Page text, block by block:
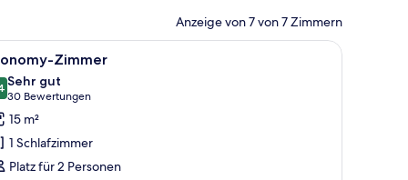
Anzeige von 7 von 7 Zimmern
Fernseher und zwei gerahmten Bildern.
einem Schreibtisch mit zwei Stühlen, einem Fernseher und einem Fenster
Ein Hotelzimmer mit Bett, Nachttisch,
7 Zimmer
von 10
Sehr gut
30 Bewertungen
(30
Bewertungen)
15 m²
1 Schlafzimmer
Platz für 2 Personen